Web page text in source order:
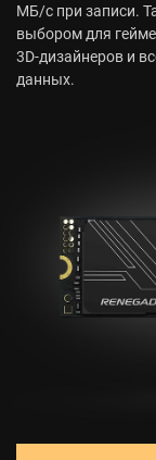
МБ/с при записи.
выбором для
3D-дизайнеров и
данных.